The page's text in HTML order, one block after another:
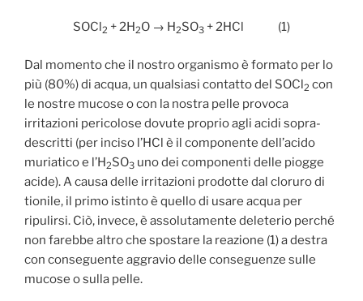
SOCl2 + 2H2O → H2SO3 + 2HCl (1)
Dal momento che il nostro organismo è formato per lo
più (80%) di acqua, un qualsiasi contatto del SOCl2 con
le nostre mucose o con la nostra pelle provoca
irritazioni pericolose dovute proprio agli acidi sopra-
descritti (per inciso l’HCl è il componente dell’acido
muriatico e l’H2SO3 uno dei componenti delle piogge
acide). A causa delle irritazioni prodotte dal cloruro di
tionile, il primo istinto è quello di usare acqua per
ripulirsi. Ciò, invece, è assolutamente deleterio perché
non farebbe altro che spostare la reazione (1) a destra
con conseguente aggravio delle conseguenze sulle
mucose o sulla pelle.